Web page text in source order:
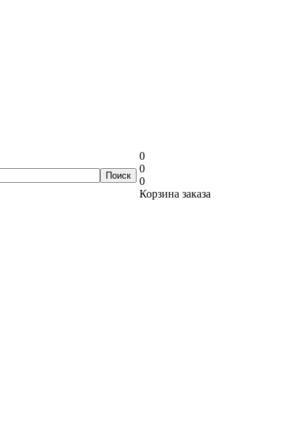
0
0
0
Корзина заказа